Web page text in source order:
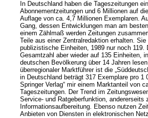
In Deutschland haben die Tageszeitungen
Abonnementzeitungen und 6 Millionen auf
Auflage von ca. 4,7 Millionen Exemplaren.
Gang, dessen Entwicklungen man am
einem Zählmaß werden Zeitungen
Teile aus einer Zentralredaktion erhalten.
publizistische Einheiten, 1989 nur noch
Gesamtzahl aber wieder auf 135 Einheiten,
deutschen Bevölkerung über 14 Jahren
überregionaler Marktführer ist die
in Deutschland beträgt 317 Exemplare pro 1
Springer Verlag“ mir einem Marktanteil von
Tageszeitungen. Der Trend im
Service- und Ratgeberfunktion, andererseits
Informationsaufbereitung. Ebenso nutzen
Anbieten von Diensten in elektronischen